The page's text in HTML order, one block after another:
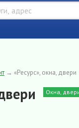
→ «Ресурс», окна, двери
Окна,